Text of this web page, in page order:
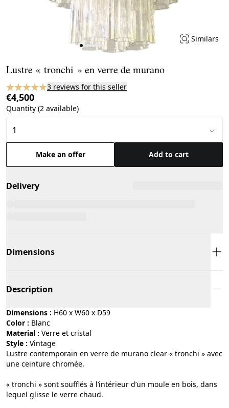
Similars
Lustre « tronchi » en verre de murano
3 reviews for this seller
€4,500
Quantity (2 available)
Make an offer Add to cart
Delivery
Dimensions
Description
Dimensions : H60 x W60 x D59
Color :
blanc
Material :
verre et cristal
Style :
vintage
Lustre contemporain en verre de murano clear « tronchi » avec
une ceinture chromée.
« tronchi » sont soufflés à l’intérieur d’un moule en bois, dans
lequel glisse le verre chaud.